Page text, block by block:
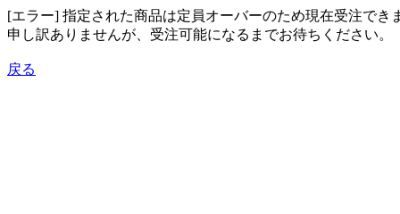
[エラー] 指定された商品は定員オーバーのため現在受注でき
申し訳ありませんが、受注可能になるまでお待ちください。
戻る